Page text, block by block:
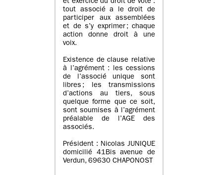
et exercice du droit de vote :
tout associé a le droit de
participer aux assemblées
et de s’y exprimer ; chaque
action donne droit à une
voix.
Existence de clause relative
à l’agrément : les cessions
de l’associé unique sont
libres ; les transmissions
d’actions au tiers, sous
quelque forme que ce soit,
sont soumises à l’agrément
préalable de l’AGE des
associés.
Président : Nicolas JUNIQUE
domicilié 41Bis avenue de
Verdun, 69630 CHAPONOST